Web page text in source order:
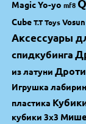
Magic Yo-yo mf8
Cube T.T Toys
Аксессуары
спидкубинга
из латуни
Игрушка
пластика
кубики 3х3